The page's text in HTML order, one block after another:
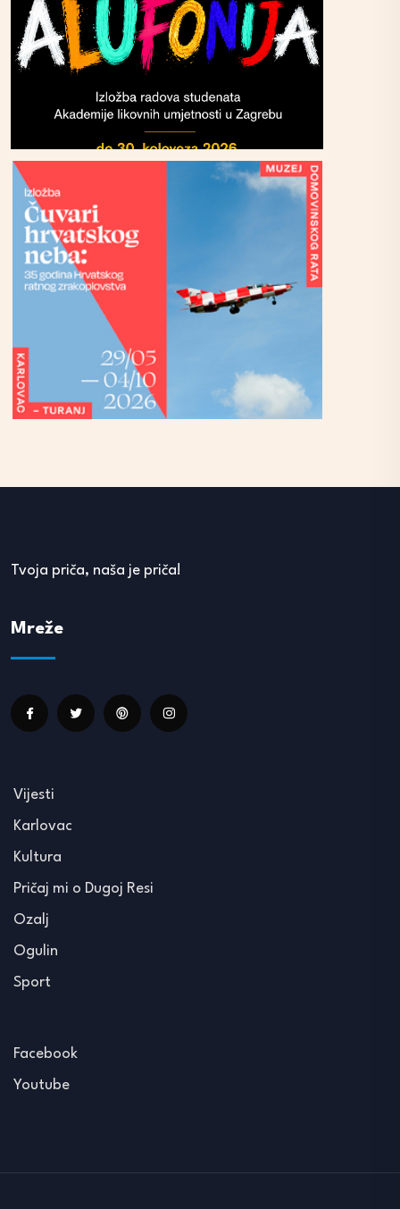
Tvoja priča, naša je priča!
Mreže
Vijesti
Karlovac
Kultura
Pričaj mi o Dugoj Resi
Ozalj
Ogulin
Sport
Facebook
Youtube